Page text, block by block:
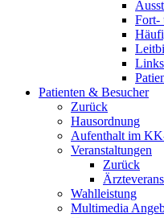
Fort-
Links
Patienten & Besucher
Zurück
Hausordnung
Aufenthalt im
Veranstaltungen
Zurück
Wahlleistung
Multimedia